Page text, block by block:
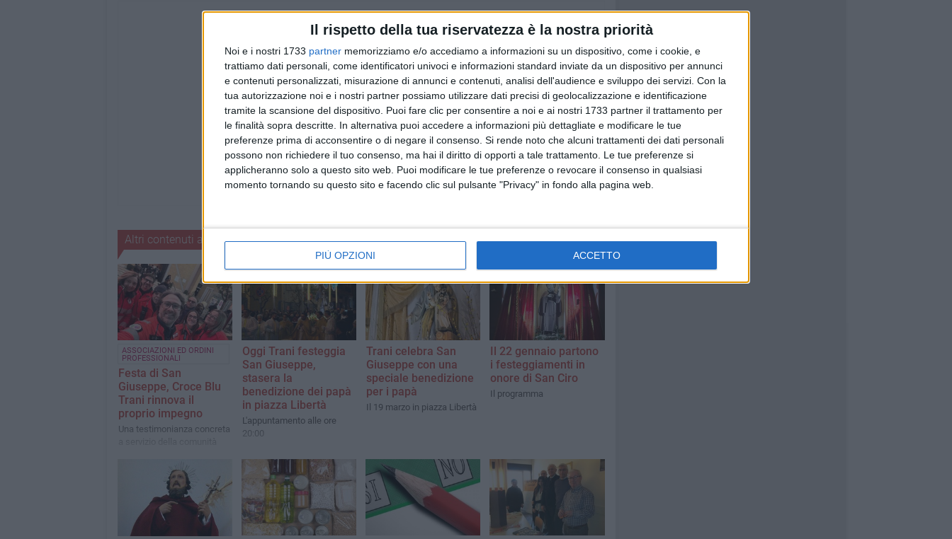
Il rispetto della tua riservatezza è la nostra priorità
Noi e i nostri 1733 partner memorizziamo e/o accediamo a informazioni su un dispositivo, come i cookie, e
trattiamo dati personali, come identificatori univoci e informazioni standard inviate da un dispositivo per annunci
e contenuti personalizzati, misurazione di annunci e contenuti, analisi dell'audience e sviluppo dei servizi. Con la
tua autorizzazione noi e i nostri partner possiamo utilizzare dati precisi di geolocalizzazione e identificazione
tramite la scansione del dispositivo. Puoi fare clic per consentire a noi e ai nostri 1733 partner il trattamento per
le finalità sopra descritte. In alternativa puoi accedere a informazioni più dettagliate e modificare le tue
preferenze prima di acconsentire o di negare il consenso. Si rende noto che alcuni trattamenti dei dati personali
possono non richiedere il tuo consenso, ma hai il diritto di opporti a tale trattamento. Le tue preferenze si
applicheranno solo a questo sito web. Puoi modificare le tue preferenze o revocare il consenso in qualsiasi
momento tornando su questo sito e facendo clic sul pulsante "Privacy" in fondo alla pagina web.
PIÙ OPZIONI ACCETTO
Altri contenuti a tema
ASSOCIAZIONI ED ORDINI
PROFESSIONALI
Festa di San
Giuseppe, Croce Blu
Trani rinnova il
proprio impegno
Una testimonianza concreta
Oggi Trani festeggia
San Giuseppe,
stasera la
benedizione dei papà
in piazza Libertà
L'appuntamento alle ore
20:00
Trani celebra San
Giuseppe con una
speciale benedizione
per i papà
Il 19 marzo in piazza Libertà
Il 22 gennaio partono
i festeggiamenti in
onore di San Ciro
Il programma